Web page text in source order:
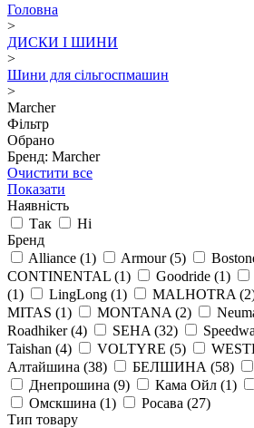
Головна
>
ДИСКИ І ШИНИ
>
Шини для сільгоспмашин
>
Marcher
Фільтр
Обрано
Бренд: Marcher
Очистити все
Показати
Наявність
Так
Ні
Бренд
Alliance (1) Armour(5)
CONTINENTAL (1) Goodride (1)
(1)
LingLong (1) MALHOTRA
MITAS (1) MONTANA (2)
Roadhiker(4) SEHA (32)
Taishan (4) VOLTYRE (5)
Алтайшина (38) БЕЛШИНА (58)
Днепрошина (9) Кама Ойл (1)
Омскшина (1) Росава (27)
Тип товару